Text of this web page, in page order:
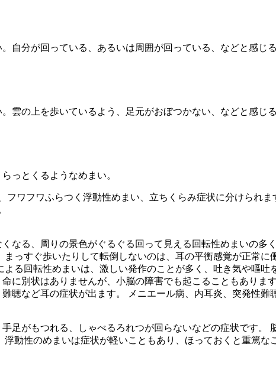
自分が回っている、あるいは周囲が回っている、などと感じる
雲の上を歩いているよう、足元がおぼつかない、などと感じる
っとくるようなめまい。
フワフワふらつく浮動性めまい、立ちくらみ症状に分けられ
なる、周りの景色がぐるぐる回って見える回転性めまいの
まっすぐ歩いたりして転倒しないのは、耳の平衡感覚が正常
よる回転性めまいは、激しい発作のことが多く、吐き気や嘔
に別状はありませんが、小脳の障害でも起こることもあり
聴など耳の症状が出ます。 メニエール病、内耳炎、突発性難
足がもつれる、しゃべるろれつが回らないなどの症状です
浮動性のめまいは症状が軽いこともあり、ほっておくと重篤